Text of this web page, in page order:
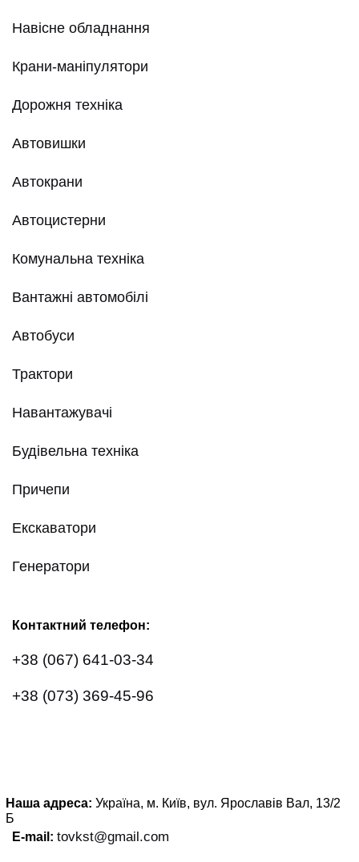
Навісне обладнання
Крани-маніпулятори
Дорожня техніка
Автовишки
Автокрани
Автоцистерни
Комунальна техніка
Вантажні автомобілі
Автобуси
Трактори
Навантажувачі
Будівельна техніка
Причепи
Екскаватори
Генератори
Контактний телефон:
+38 (067) 641-03-34
+38 (073) 369-45-96
Наша адреса: Україна, м. Київ, вул. Ярославів Вал, 13/2
Б
E-mail: tovkst@gmail.com